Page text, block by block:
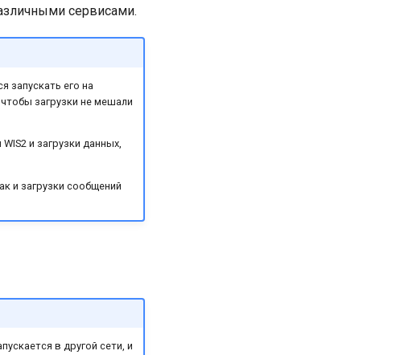
сервисами.
запускать его на
загрузки не мешали
и загрузки данных,
и загрузки сообщений
в другой сети, и